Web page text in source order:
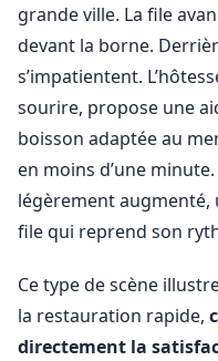
grande ville. La file
devant la borne.
s’impatientent.
sourire, propose une
boisson adaptée au
en moins d’une
légèrement augmenté,
file qui reprend son
Ce type de scène
la restauration rapide,
directement la